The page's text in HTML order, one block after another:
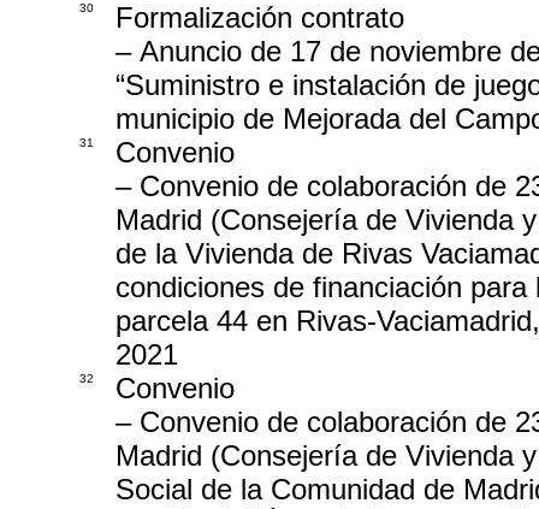
30
Formalización contrato
– Anuncio de 17 de noviembre
“Suministro e instalación de
municipio de Mejorada del
31
Convenio
– Convenio de colaboración de
Madrid (Consejería de Vivienda
de la Vivienda de Rivas
condiciones de financiación
parcela 44 en Rivas-
2021
32
Convenio
– Convenio de colaboración de
Madrid (Consejería de Vivienda
Social de la Comunidad de